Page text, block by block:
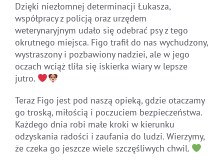
Dzięki niezłomnej determinacji Łukasza,
współpracy z policją oraz urzędem
weterynaryjnym udało się odebrać psy z tego
okrutnego miejsca. Figo trafił do nas wychudzony,
wystraszony i pozbawiony nadziei, ale w jego
oczach wciąż tliła się iskierka wiary w lepsze
jutro.
Teraz Figo jest pod naszą opieką, gdzie otaczamy
go troską, miłością i poczuciem bezpieczeństwa.
Każdego dnia robi małe kroki w kierunku
odzyskania radości i zaufania do ludzi. Wierzymy,
że czeka go jeszcze wiele szczęśliwych chwil.